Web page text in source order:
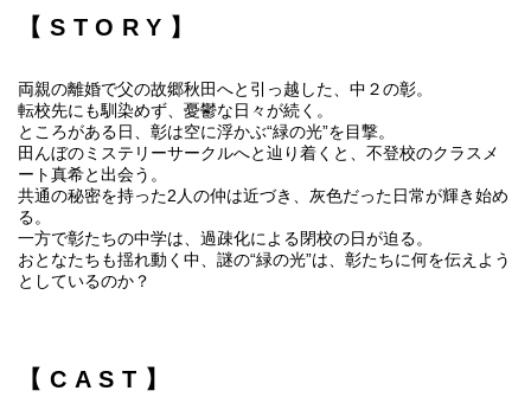
【STORY】
両親の離婚で父の故郷秋田へと引っ越した、中２の彰。
転校先にも馴染めず、憂鬱な日々が続く。
ところがある日、彰は空に浮かぶ“緑の光”を目撃。
田んぼのミステリーサークルへと辿り着くと、不登校のクラスメ
ート真希と出会う。
共通の秘密を持った2人の仲は近づき、灰色だった日常が輝き始め
る。
一方で彰たちの中学は、過疎化による閉校の日が迫る。
おとなたちも揺れ動く中、謎の“緑の光”は、彰たちに何を伝えよう
としているのか？
【CAST】